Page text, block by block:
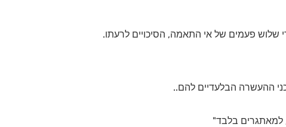
שלוש פעמים של אי התאמה, הסיכויים לרעתו.
ההעשרה הבלעדיים להם..
למאתגרים בלבד"